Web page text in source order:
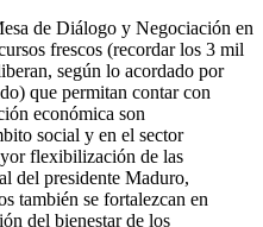
de Diálogo y Negociación en
frescos (recordar los 3 mil
según lo acordado por
que permitan contar con
económica son
social y en el sector
flexibilización de las
del presidente Maduro,
también se fortalezcan en
del bienestar de los